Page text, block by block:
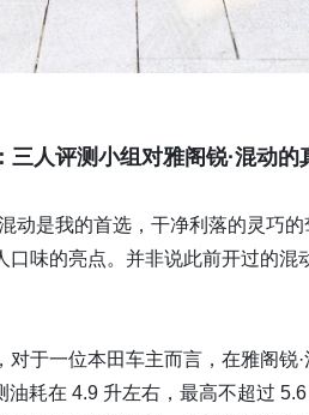
三人评测小组对雅阁锐·混动的
动是我的首选，干净利落的灵巧
味的亮点。并非说此前开过的混
对于一位本田车主而言，在雅阁锐
耗在 4.9 升左右，最高不超过